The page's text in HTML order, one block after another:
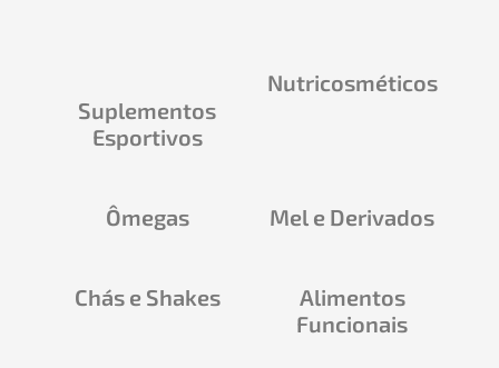
Suplementos
Esportivos
Nutricosméticos
Ômegas Mel e Derivados
Chás e Shakes
Alimentos
Funcionais